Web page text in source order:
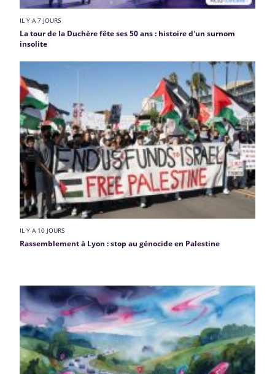
IL Y A 7 JOURS
La tour de la Duchère fête ses 50 ans : histoire d'un surnom
insolite
IL Y A 10 JOURS
Rassemblement à Lyon : stop au génocide en Palestine